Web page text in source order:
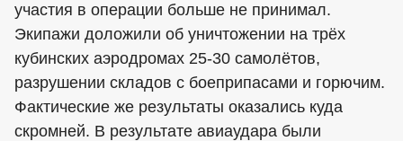
участия в операции больше не принимал.
Экипажи доложили об уничтожении на трёх
кубинских аэродромах 25-30 самолётов,
разрушении складов с боеприпасами и горючим.
Фактические же результаты оказались куда
скромней. В результате авиаудара были